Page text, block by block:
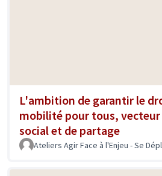
L'ambition de garantir le
mobilité pour tous, vecteur
social et de partage
Ateliers Agir Face à l'Enjeu - Se